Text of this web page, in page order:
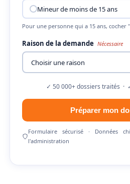
Mineur de moins de 15 ans
Pour une personne qui a 15 ans, cocher
Raison de la demande Nécessaire
✓ 50 000+ dossiers traités ·
Préparer mon
Formulaire sécurisé · Données
l'administration